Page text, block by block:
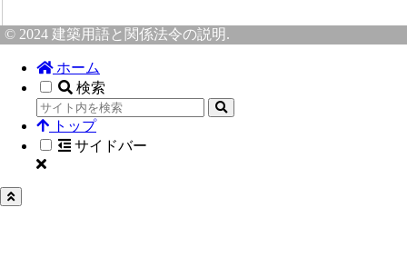
© 2024 建築用語と関係法令の説明.
ホーム
検索
トップ
サイドバー